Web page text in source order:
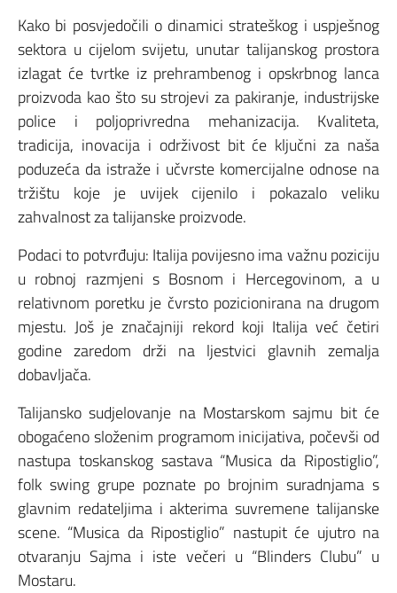
Kako bi posvjedočili o dinamici strateškog i uspješnog
sektora u cijelom svijetu, unutar talijanskog prostora
izlagat će tvrtke iz prehrambenog i opskrbnog lanca
proizvoda kao što su strojevi za pakiranje, industrijske
police i poljoprivredna mehanizacija. Kvaliteta,
tradicija, inovacija i održivost bit će ključni za naša
poduzeća da istraže i učvrste komercijalne odnose na
tržištu koje je uvijek cijenilo i pokazalo veliku
zahvalnost za talijanske proizvode.
Podaci to potvrđuju: Italija povijesno ima važnu poziciju
u robnoj razmjeni s Bosnom i Hercegovinom, a u
relativnom poretku je čvrsto pozicionirana na drugom
mjestu. Još je značajniji rekord koji Italija već četiri
godine zaredom drži na ljestvici glavnih zemalja
dobavljača.
Talijansko sudjelovanje na Mostarskom sajmu bit će
obogaćeno složenim programom inicijativa, počevši od
nastupa toskanskog sastava “Musica da Ripostiglio”,
folk swing grupe poznate po brojnim suradnjama s
glavnim redateljima i akterima suvremene talijanske
scene. “Musica da Ripostiglio” nastupit će ujutro na
otvaranju Sajma i iste večeri u “Blinders Clubu” u
Mostaru.